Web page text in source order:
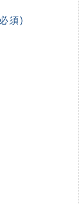
須)